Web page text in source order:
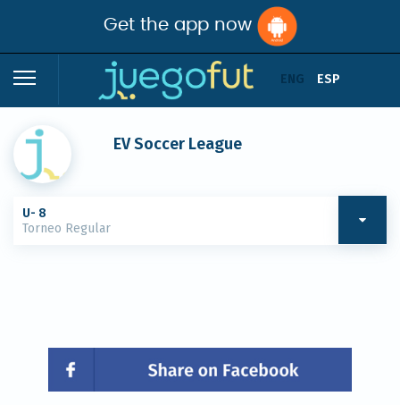
Get the app now
ENG ESP
EV Soccer League
U- 8
Torneo Regular